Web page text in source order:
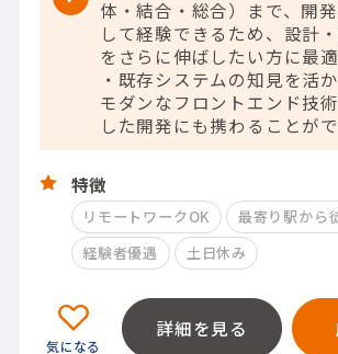
体・結合・総合）まで、開
して経験できるため、設計
をさらに伸ばしたい方に最適
・既存システムの知見を活
モダンなフロントエンド技
した開発にも携わることがで
特徴
リモートワークOK
最寄り駅から
経験者優遇
土日休み
詳細を見る